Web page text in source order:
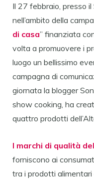
Il 27 febbraio, presso
nell’ambito della
di casa” finanziata
volta a promuovere i
luogo un bellissimo
campagna di
giornata la blogger
show cooking, ha
quattro prodotti
I marchi di qualità
forniscono ai
tra i prodotti